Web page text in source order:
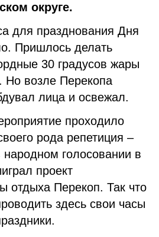
округе.
для празднования Дня
Пришлось делать
30 градусов жары
Но возле Перекопа
лица и освежал.
проходило
рода репетиция –
голосовании в
проект
отдыха Перекоп. Так что
здесь свои часы